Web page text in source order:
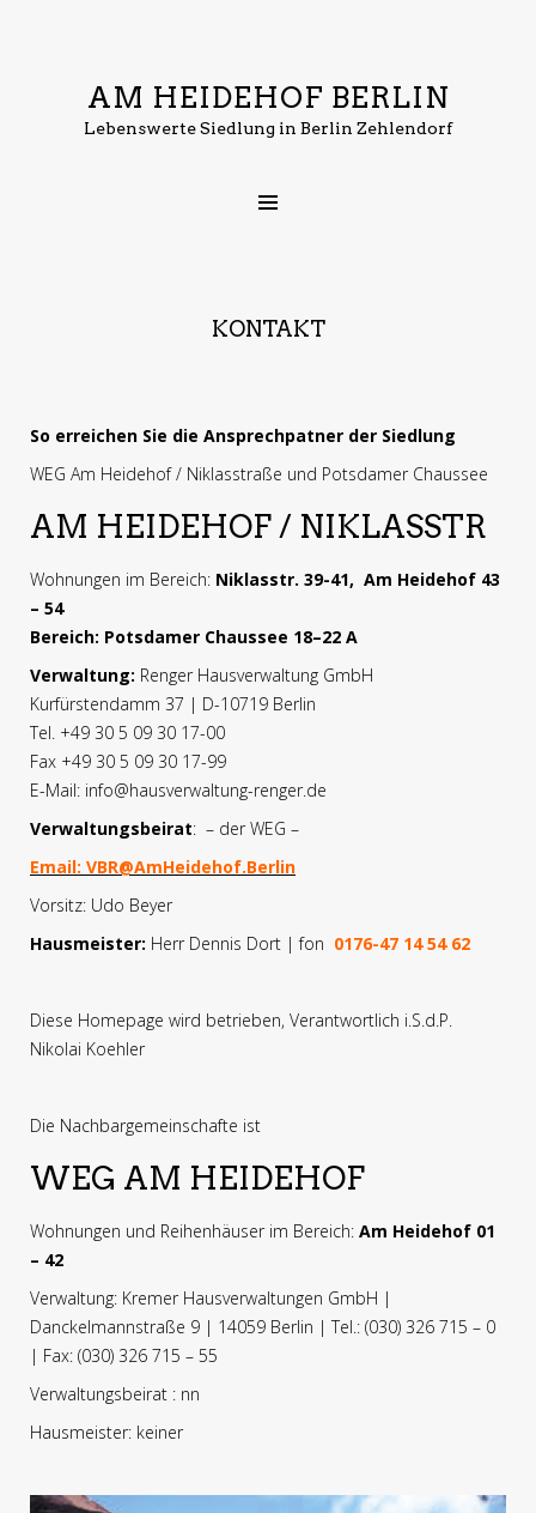
AM HEIDEHOF BERLIN
Lebenswerte Siedlung in Berlin Zehlendorf
KONTAKT
So erreichen Sie die Ansprechpatner der Siedlung
WEG Am Heidehof / Niklasstraße und Potsdamer Chaussee
AM HEIDEHOF / NIKLASSTR
Wohnungen im Bereich: Niklasstr. 39-41, Am Heidehof 43
– 54
Bereich: Potsdamer Chaussee 18–22 A
Verwaltung: Renger Hausverwaltung GmbH
Kurfürstendamm 37 | D-10719 Berlin
Tel. +49 30 5 09 30 17-00
Fax +49 30 5 09 30 17-99
E-Mail: info@hausverwaltung-renger.de
Verwaltungsbeirat: – der WEG –
Email: VBR@AmHeidehof.Berlin
Vorsitz: Udo Beyer
Hausmeister: Herr Dennis Dort | fon 0176-47 14 54 62
Diese Homepage wird betrieben, Verantwortlich i.S.d.P.
Nikolai Koehler
Die Nachbargemeinschafte ist
WEG AM HEIDEHOF
Wohnungen und Reihenhäuser im Bereich: Am Heidehof 01
– 42
Verwaltung: Kremer Hausverwaltungen GmbH |
Danckelmannstraße 9 | 14059 Berlin | Tel.: (030) 326 715 – 0
| Fax: (030) 326 715 – 55
Verwaltungsbeirat : nn
Hausmeister: keiner